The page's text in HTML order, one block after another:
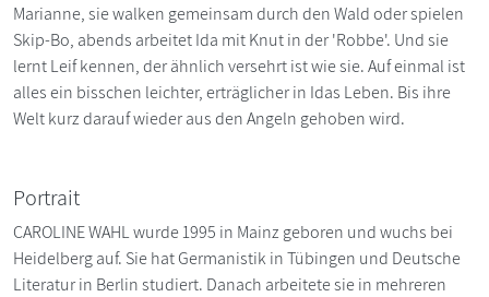
Marianne, sie walken gemeinsam durch den Wald oder spielen
Skip-Bo, abends arbeitet Ida mit Knut in der 'Robbe'. Und sie
lernt Leif kennen, der ähnlich versehrt ist wie sie. Auf einmal ist
alles ein bisschen leichter, erträglicher in Idas Leben. Bis ihre
Welt kurz darauf wieder aus den Angeln gehoben wird.
Portrait
CAROLINE WAHL wurde 1995 in Mainz geboren und wuchs bei
Heidelberg auf. Sie hat Germanistik in Tübingen und Deutsche
Literatur in Berlin studiert. Danach arbeitete sie in mehreren